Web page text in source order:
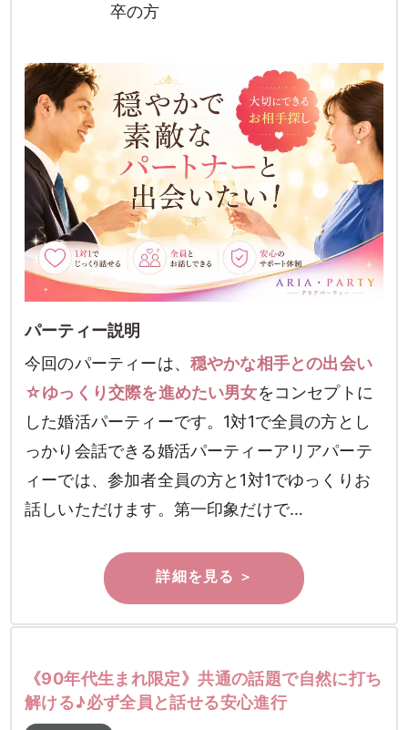
卒の方
パーティー説明
今回のパーティーは、 穏やかな相手との出会い
☆ゆっくり交際を進めたい男女をコンセプトに
した婚活パーティーです。1対1で全員の方とし
っかり会話できる婚活パーティーアリアパーテ
ィーでは、参加者全員の方と1対1でゆっくりお
話しいただけます。第一印象だけで…
《90年代生まれ限定》共通の話題で自然に打ち
解ける♪必ず全員と話せる安心進行